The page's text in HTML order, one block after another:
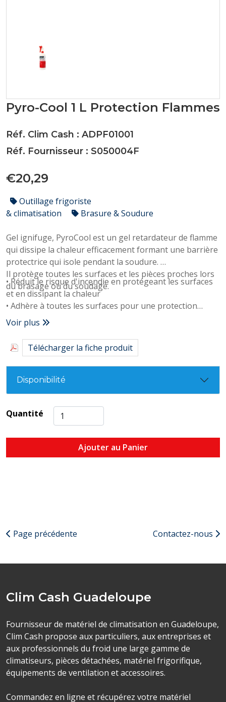
Pyro-Cool 1 L Protection Flammes
Réf. Clim Cash : ADPF01001
Réf. Fournisseur : S050004F
€20,29
Outillage frigoriste
& climatisation
Brasure & Soudure
Gel ignifuge, PyroCool est un gel retardateur de flamme
qui dissipe la chaleur efficacement formant une barrière
protectrice qui isole pendant la soudure.
Il protège toutes les surfaces et les pièces proches lors
du brasage ou du soudage.
• Réduit le risque d'incendie en protégeant les surfaces
et en dissipant la chaleur
• Adhère à toutes les surfaces pour une protection
maximale
• Convient aux travaux sur canalisations en cuivre, acier
et aluminium
Voir plus
Télécharger la fiche produit
Disponibilité
Quantité
Ajouter au Panier
Page précédente Contactez-nous
Clim Cash Guadeloupe
Fournisseur de matériel de climatisation en Guadeloupe,
Clim Cash propose aux particuliers, aux entreprises et
aux professionnels du froid une large gamme de
climatiseurs, pièces détachées, matériel frigorifique,
équipements de ventilation et accessoires.
Commandez en ligne et récupérez votre matériel